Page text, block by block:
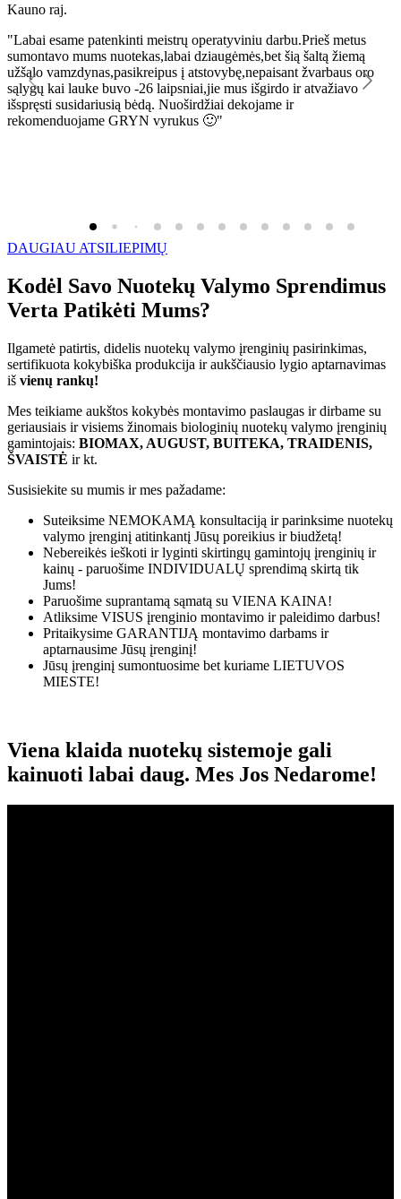
Kauno raj.
"Labai esame patenkinti meistrų operatyviniu darbu.Prieš metus
sumontavo mums nuotekas,labai dziaugėmės,bet šią šaltą žiemą
užšąlo vamzdynas,pasikreipus į atstovybę,nepaisant žvarbaus oro
sąlygų kai lauke buvo -26 laipsniai,jie mus išgirdo ir atvažiavo
išspręsti susidariusią bėdą. Nuoširdžiai dekojame ir
rekomenduojame GRYN vyrukus 🙂"
DAUGIAU ATSILIEPIMŲ
Kodėl Savo Nuotekų Valymo Sprendimus
Verta Patikėti Mums?
Ilgametė patirtis, didelis nuotekų valymo įrenginių pasirinkimas,
sertifikuota kokybiška produkcija ir aukščiausio lygio aptarnavimas
iš vienų rankų!
Mes teikiame aukštos kokybės montavimo paslaugas ir dirbame su
geriausiais ir visiems žinomais biologinių nuotekų valymo įrenginių
gamintojais: BIOMAX, AUGUST, BUITEKA, TRAIDENIS,
ŠVAISTĖ ir kt.
Susisiekite su mumis ir mes pažadame:
Suteiksime NEMOKAMĄ konsultaciją ir parinksime nuotekų
valymo įrenginį atitinkantį Jūsų poreikius ir biudžetą!
Nebereikės ieškoti ir lyginti skirtingų gamintojų įrenginių ir
kainų - paruošime INDIVIDUALŲ sprendimą skirtą tik
Jums!
Paruošime suprantamą sąmatą su VIENA KAINA!
Atliksime VISUS įrenginio montavimo ir paleidimo darbus!
Pritaikysime GARANTIJĄ montavimo darbams ir
aptarnausime Jūsų įrenginį!
Jūsų įrenginį sumontuosime bet kuriame LIETUVOS
MIESTE!
Viena klaida nuotekų sistemoje gali
kainuoti labai daug. Mes Jos Nedarome!